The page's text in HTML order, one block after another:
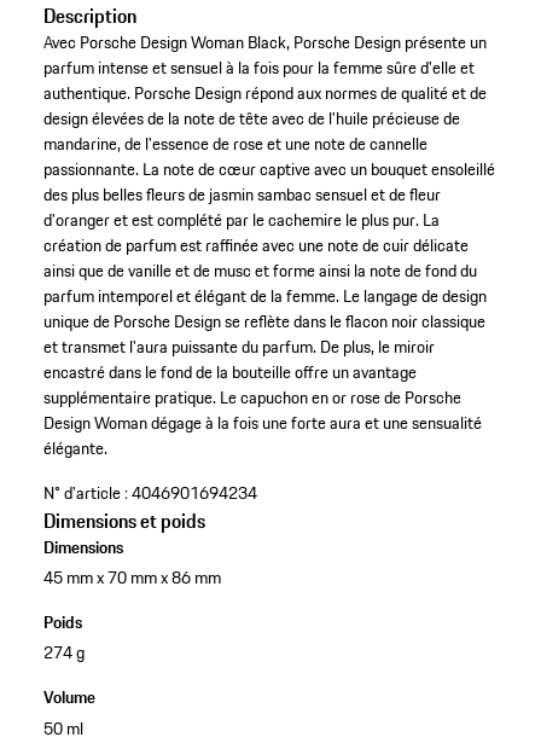
Description
Avec Porsche Design Woman Black, Porsche Design présente un
parfum intense et sensuel à la fois pour la femme sûre d'elle et
authentique. Porsche Design répond aux normes de qualité et de
design élevées de la note de tête avec de l'huile précieuse de
mandarine, de l'essence de rose et une note de cannelle
passionnante. La note de cœur captive avec un bouquet ensoleillé
des plus belles fleurs de jasmin sambac sensuel et de fleur
d'oranger et est complété par le cachemire le plus pur. La
création de parfum est raffinée avec une note de cuir délicate
ainsi que de vanille et de musc et forme ainsi la note de fond du
parfum intemporel et élégant de la femme. Le langage de design
unique de Porsche Design se reflète dans le flacon noir classique
et transmet l'aura puissante du parfum. De plus, le miroir
encastré dans le fond de la bouteille offre un avantage
supplémentaire pratique. Le capuchon en or rose de Porsche
Design Woman dégage à la fois une forte aura et une sensualité
élégante.
N° d'article :4046901694234
Dimensions et poids
Dimensions
45 mm x 70 mm x 86 mm
Poids
274 g
Volume
50 ml